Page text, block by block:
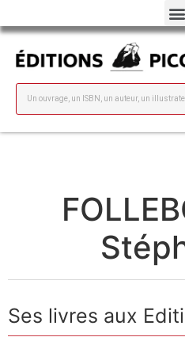
Ses livres aux